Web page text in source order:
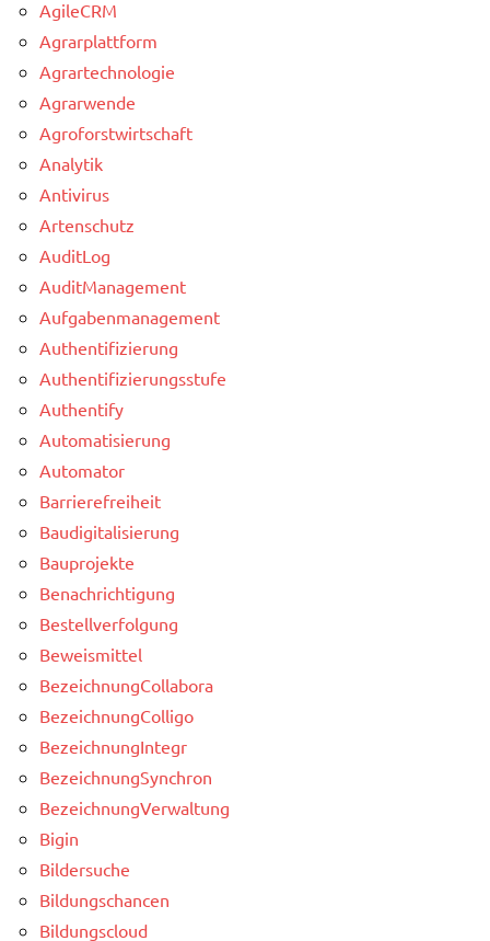
AgileCRM
Agrarplattform
Agrartechnologie
Agrarwende
Agroforstwirtschaft
Analytik
Antivirus
Artenschutz
AuditLog
AuditManagement
Aufgabenmanagement
Authentifizierung
Authentifizierungsstufe
Authentify
Automatisierung
Automator
Barrierefreiheit
Baudigitalisierung
Bauprojekte
Benachrichtigung
Bestellverfolgung
Beweismittel
BezeichnungCollabora
BezeichnungColligo
BezeichnungIntegr
BezeichnungSynchron
BezeichnungVerwaltung
Bigin
Bildersuche
Bildungschancen
Bildungscloud